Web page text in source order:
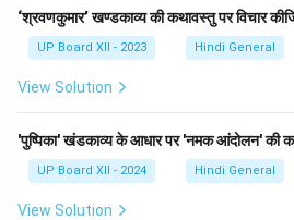
‘श्रवणकुमार’ खण्डकाव्य की कथावस्तु पर विचार
UP Board XII - 2023 Hindi General
View Solution
'पुष्पिका' खंडकाव्य के आधार पर 'नमक आंदोलन' की
UP Board XII - 2024 Hindi General
View Solution